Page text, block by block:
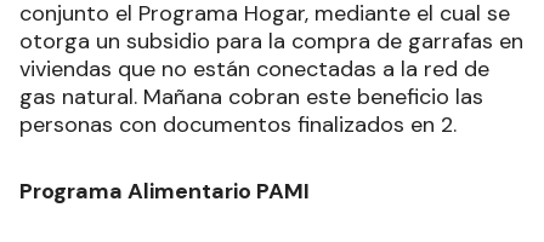
conjunto el Programa Hogar, mediante el cual se
otorga un subsidio para la compra de garrafas en
viviendas que no están conectadas a la red de
gas natural. Mañana cobran este beneficio las
personas con documentos finalizados en 2.
Programa Alimentario PAMI